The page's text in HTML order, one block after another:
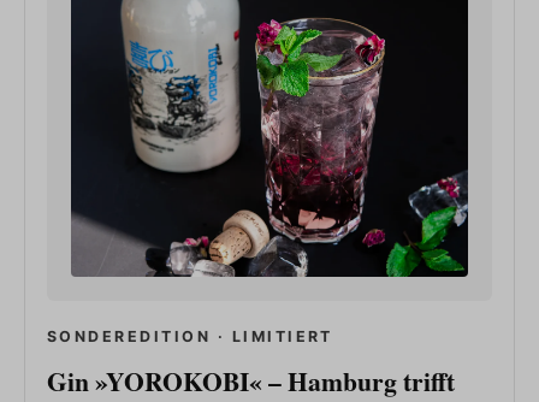
SONDEREDITION · LIMITIERT
Gin »YOROKOBI« – Hamburg trifft